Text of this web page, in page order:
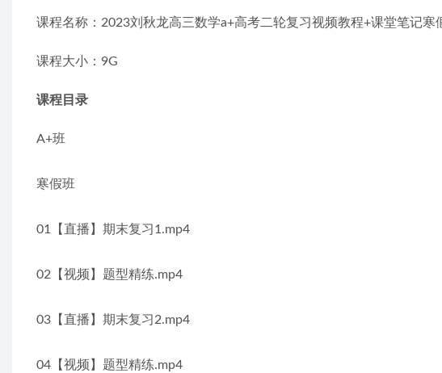
课程名称：2023刘秋龙高三数学a+高考二轮复习视频教程+课堂笔记寒
课程大小：9G
课程目录
A+班
寒假班
01【直播】期末复习1.mp4
02【视频】题型精练.mp4
03【直播】期末复习2.mp4
04【视频】题型精练.mp4